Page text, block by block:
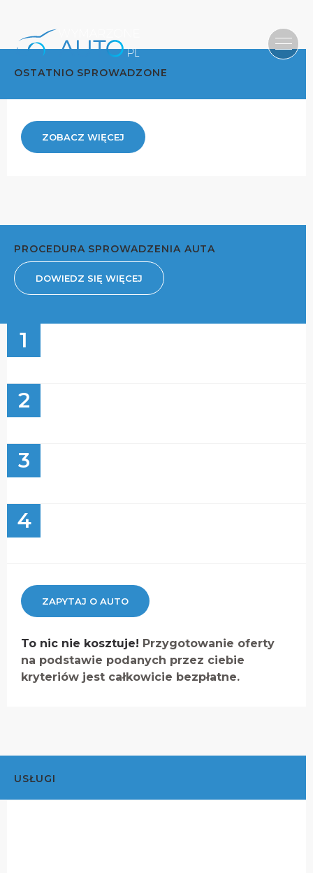
OSTATNIO SPROWADZONE
ZOBACZ WIĘCEJ
PROCEDURA SPROWADZENIA AUTA
DOWIEDZ SIĘ WIĘCEJ
1
2
3
4
ZAPYTAJ O AUTO
To nic nie kosztuje! Przygotowanie oferty
na podstawie podanych przez ciebie
kryteriów jest całkowicie bezpłatne.
USŁUGI